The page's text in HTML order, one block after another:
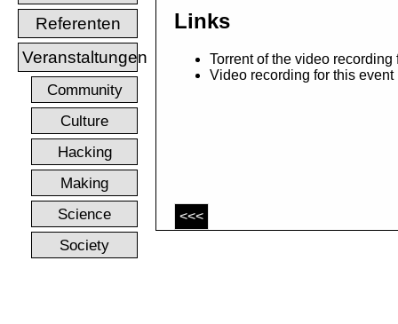
Referenten
Veranstaltungen
Community
Culture
Hacking
Making
Science
Society
Links
Torrent of the video
Video recording for this event
<<<